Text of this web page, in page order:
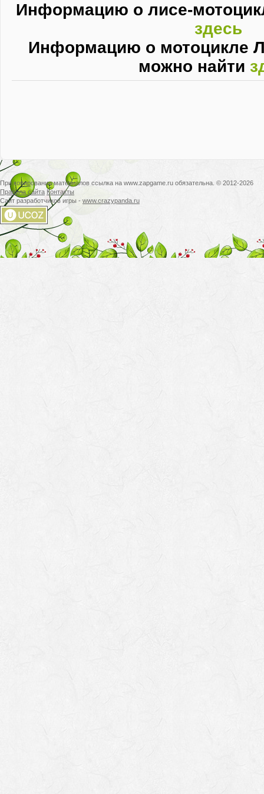
Информацию о лисе-
здесь
Информацию о мотоцикле
можно найти
При копировании материалов ссылка на www.zapgame.ru обязательна. © 2012-2026
Правила сайта Контакты
Сайт разработчиков игры - www.crazypanda.ru